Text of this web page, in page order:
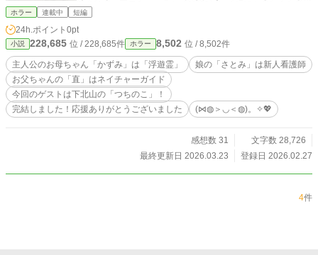
すのでお母ちゃんが今、家族と一緒に居る「前振り」の話が
作品にいただいた「エール」の投稿インセンティブは「こど
も食堂」運営の応援に使わせていただきますので、よろしか
ったらご協力ください！ では、お母ちゃん（霊】の「かず
み」と娘の「さとみ」、そしてお父ちゃんの「直」と今回の
ゲストのみんな大好き「つちのこ」ちゃん他の応援をよろひ
こー！ (⋈◍＞◡＜◍)。✧💖
ホラー 連載中 短編
24h.ポイント 0pt
小説 228,685 位 / 228,685件 ホラー 8,502 位 / 8,502件
主人公のお母ちゃん「かずみ」は「浮遊霊」
娘の「さとみ」は新人看護師
お父ちゃんの「直」はネイチャーガイド
今回のゲストは下北山の「つちのこ」！
完結しました！応援ありがとうございました
(⋈◍＞◡＜◍)。✧💖
感想数 31
文字数 28,726
最終更新日 2026.03.23
登録日 2026.02.27
4件